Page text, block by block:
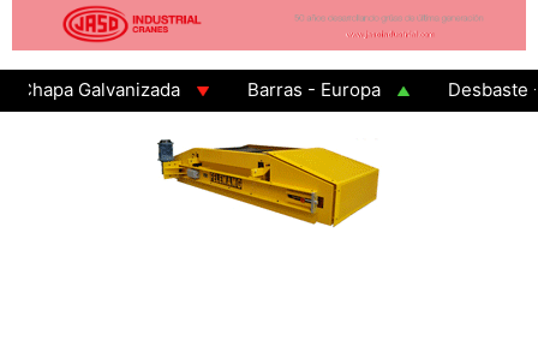
Galvanizada Barras - Europa
Desbaste -